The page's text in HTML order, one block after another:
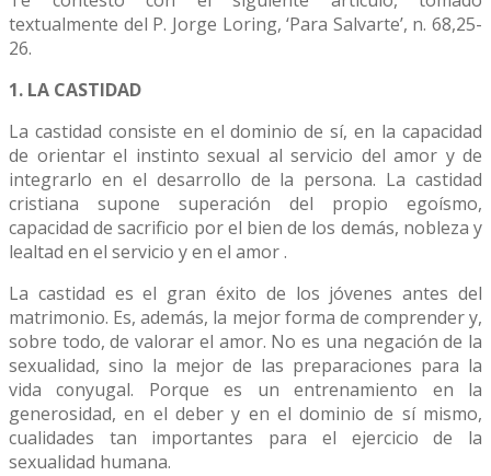
textualmente del P. Jorge Loring, ‘Para Salvarte’, n. 68,25-
26.
1. LA CASTIDAD
La castidad consiste en el dominio de sí, en la capacidad
de orientar el instinto sexual al servicio del amor y de
integrarlo en el desarrollo de la persona. La castidad
cristiana supone superación del propio egoísmo,
capacidad de sacrificio por el bien de los demás, nobleza y
lealtad en el servicio y en el amor .
La castidad es el gran éxito de los jóvenes antes del
matrimonio. Es, además, la mejor forma de comprender y,
sobre todo, de valorar el amor. No es una negación de la
sexualidad, sino la mejor de las preparaciones para la
vida conyugal. Porque es un entrenamiento en la
generosidad, en el deber y en el dominio de sí mismo,
cualidades tan importantes para el ejercicio de la
sexualidad humana.